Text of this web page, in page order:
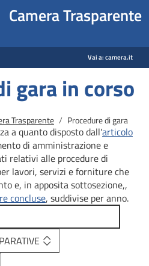
Camera Trasparente
Vai a:camera.it
gara in corso
Trasparente Procedure di gara
a quanto disposto dall'articolo
di amministrazione e
relativi alle procedure di
lavori, servizi e forniture che
e, in apposita sottosezione,,
concluse, suddivise per anno.